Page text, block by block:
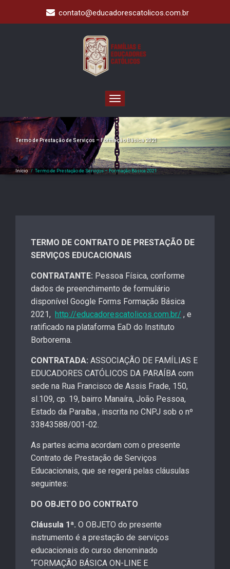
content
contato@educadorescatolicos.com.br
Toggle
navigation
Termo de Prestação de Serviços – Formação Básica 2021
Início / Termo de Prestação de Serviços – Formação Básica 2021
TERMO DE CONTRATO DE PRESTAÇÃO DE
SERVIÇOS EDUCACIONAIS
CONTRATANTE: Pessoa Física, conforme
dados de preenchimento de formulário
disponível Google Forms Formação Básica
2021, http://educadorescatolicos.com.br/ , e
ratificado na plataforma EaD do Instituto
Borborema.
CONTRATADA: ASSOCIAÇÃO DE FAMÍLIAS E
EDUCADORES CATÓLICOS DA PARAÍBA com
sede na Rua Francisco de Assis Frade, 150,
sl.109, cp. 19, bairro Manaíra, João Pessoa,
Estado da Paraíba , inscrita no CNPJ sob o nº
33843588/001-02.
As partes acima acordam com o presente
Contrato de Prestação de Serviços
Educacionais, que se regerá pelas cláusulas
seguintes:
DO OBJETO DO CONTRATO
Cláusula 1ª. O OBJETO do presente
instrumento é a prestação de serviços
educacionais do curso denominado
“FORMAÇÃO BÁSICA ON-LINE E